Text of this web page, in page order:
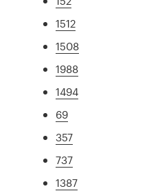
1512
1508
1988
1494
69
357
737
1387